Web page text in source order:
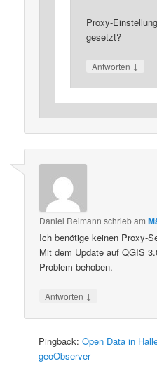
Proxy-
gesetzt?
Antworten ↓
Daniel Reimann schriebam
Ich benötige keinen Proxy-
Mit dem Update auf QGIS
Problem behoben.
Antworten ↓
Pingback:Open Data in
geoObserver